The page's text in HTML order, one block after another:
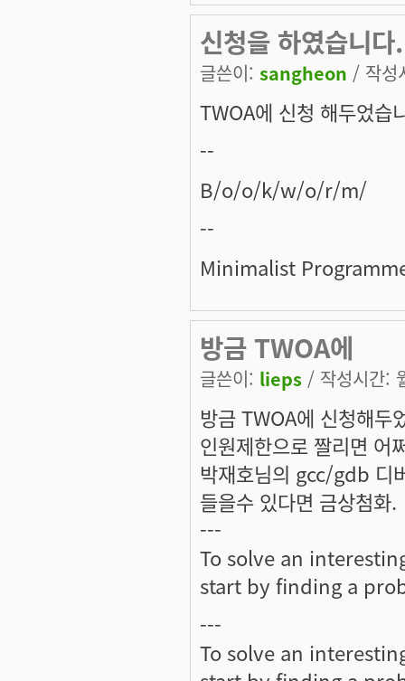
신청을 하였습니다.
글쓴이: sangheon / 작성
TWOA에 신청 해두었습
--
B/o/o/k/w/o/r/m/
--
Minimalist
방금 TWOA에
글쓴이: lieps / 작성시간:
방금 TWOA에 신청해두
인원제한으로 짤리면 어
박재호님의 gcc/gdb 디
들을수 있다면 금상첨화.
---
To solve an
start by finding a
---
To solve an